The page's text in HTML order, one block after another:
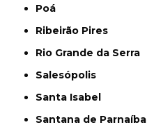
Poá
Ribeirão Pires
Rio Grande da Serra
Salesópolis
Santa Isabel
Santana de Parnaíba